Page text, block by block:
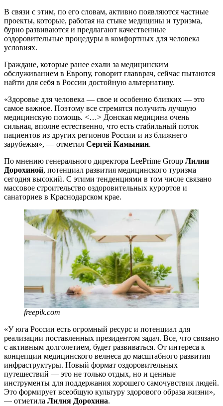
В связи с этим, по его словам, активно появляются частные
проекты, которые, работая на стыке медицины и туризма,
бурно развиваются и предлагают качественные
оздоровительные процедуры в комфортных для человека
условиях.
Граждане, которые ранее ехали за медицинским
обслуживанием в Европу, говорит главврач, сейчас пытаются
найти для себя в России достойную альтернативу.
«Здоровье для человека — свое и особенно близких — это
самое важное. Поэтому все стремятся получить лучшую
медицинскую помощь. <…> Донская медицина очень
сильная, вполне естественно, что есть стабильный поток
пациентов из других регионов России и из ближнего
зарубежья», — отметил Сергей Камынин.
По мнению генерального директора LeePrime Group Лилии
Дорохиной, потенциал развития медицинского туризма
сегодня высокий. С этими тенденциями в том числе связано
массовое строительство оздоровительных курортов и
санаториев в Краснодарском крае.
freepik.com
«У юга России есть огромный ресурс и потенциал для
реализации поставленных президентом задач. Все, что связано
с активным долголетием, будет развиваться. От интереса к
концепции медицинского велнеса до масштабного развития
инфраструктуры. Новый формат оздоровительных
путешествий — это не только отдых, но и ценные
инструменты для поддержания хорошего самочувствия людей.
Это формирует всеобщую культуру здорового образа жизни»,
— отметила Лилия Дорохина.